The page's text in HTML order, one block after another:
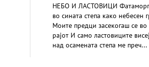
НЕБО И ЛАСТОВИЦИ
во сината степа како небесен
Моите предци засекогаш се во
рајот И само ластовиците
над осамената степа ме преч...